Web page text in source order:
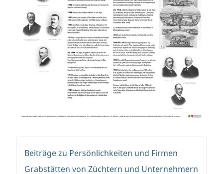
Beiträge zu Persönlichkeiten und Firmen
Grabstätten von Züchtern und Unternehmern